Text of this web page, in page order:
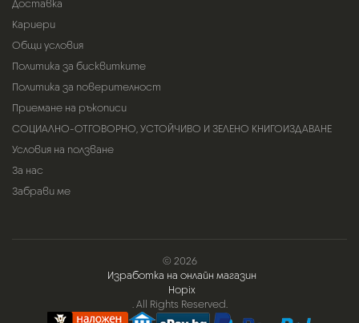
Доставка
Кариери
Общи условия
Политика за бисквитките
Политика за поверителност
Приемане на ръкописи
СОЦИАЛНО-ОТГОВОРНО, УСТОЙЧИВО И ЗЕЛЕНО КНИГОИЗДАВАНЕ
Условия на ползване
За нас
Забрави ме
© 2026
Изработка на онлайн магазин
Hopix
. All Rights Reserved.